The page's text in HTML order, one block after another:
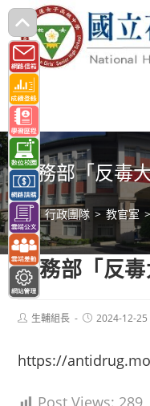
跳
轉
至
主
要
內
容 法務部「反毒
> 行政團隊 > 教官室 >
法務部「反毒
Post生輔組長
Post2024-12-25
https://
Post Views: 289